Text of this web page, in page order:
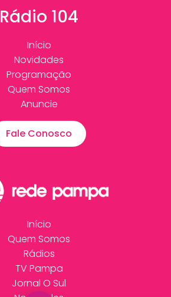
Rádio 104
Início
Novidades
Programação
Quem Somos
Anuncie
Fale Conosco
Início
Quem Somos
Rádios
TV Pampa
Jornal O Sul